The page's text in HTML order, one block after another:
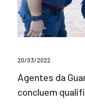
20/03/2022
Agentes da
concluem